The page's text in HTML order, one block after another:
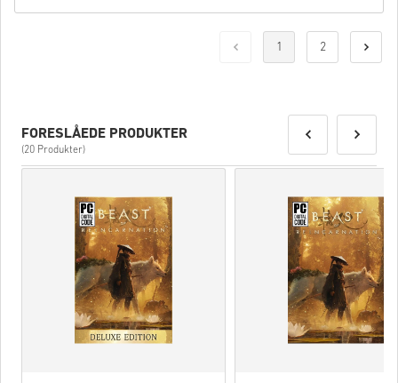
1 2
FORESLÅEDE PRODUKTER
(20 Produkter)